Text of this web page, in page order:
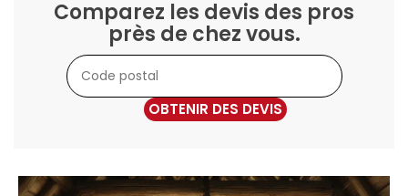
Comparez les devis des pros
près de chez vous.
OBTENIR DES DEVIS